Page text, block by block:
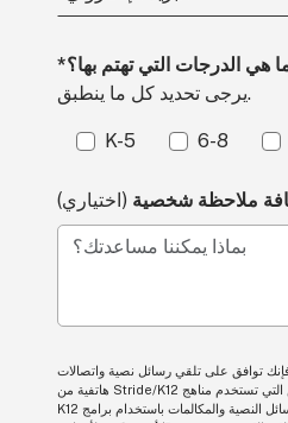
هي الدرجات التي تهتم بها؟
يرجى تحديد كل ما ينطبق.
K-5 6-8
ملاحظة شخصية (اختياري)
بماذا يمكننا مساعدتك؟
فإنك توافق على تلقي رسائل نصية واتصالات
هاتفية من Stride/K12 و/أو الشركات التابعة و/أو المدارس التي تستخدم مناهج
K12 والخدمات الإدارية، بما في ذلك الرسائل النصية والمكالمات باستخدام برامج